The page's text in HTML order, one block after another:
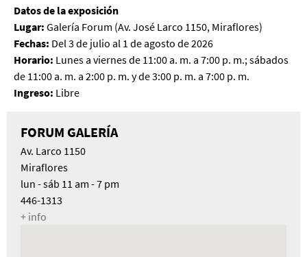
Datos de la exposición
Lugar: Galería Forum (Av. José Larco 1150, Miraflores)
Fechas: Del 3 de julio al 1 de agosto de 2026
Horario: Lunes a viernes de 11:00 a. m. a 7:00 p. m.; sábados
de 11:00 a. m. a 2:00 p. m. y de 3:00 p. m. a 7:00 p. m.
Ingreso: Libre
FORUM GALERÍA
Av. Larco 1150
Miraflores
lun - sáb 11 am - 7 pm
446-1313
+ info